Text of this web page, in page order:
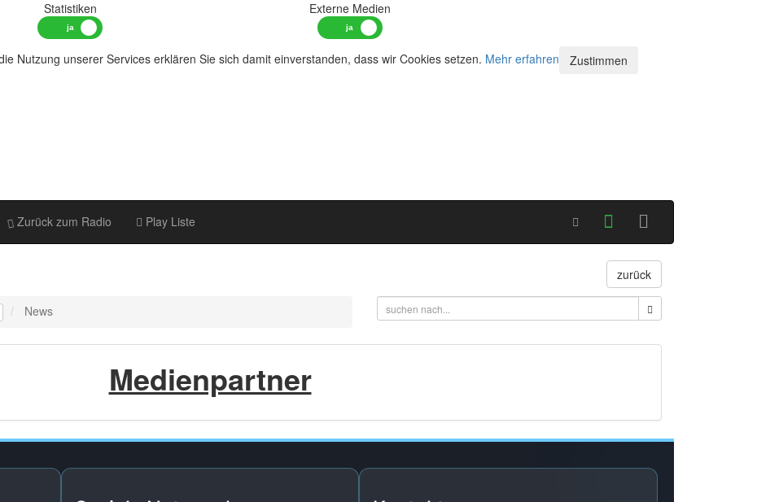
Statistiken Externe Medien
Nutzung unserer Services erklären Sie sich damit einverstanden, dass wir Cookies setzen. Mehr erfahren Zustimmen
Zurück zum Radio Play Liste
zurück
News
Medienpartner